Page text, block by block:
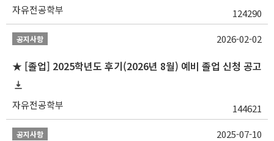
자유전공학부 124290
공지사항
★ [졸업] 2025학년도 후기(2026년 8월) 예비 졸업 신청 공고
자유전공학부 144621
2026-02-02
공지사항 2025-07-10